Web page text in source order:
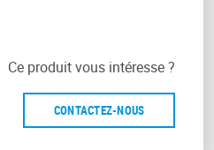
Ce produit vous intéresse ?
CONTACTEZ-NOUS